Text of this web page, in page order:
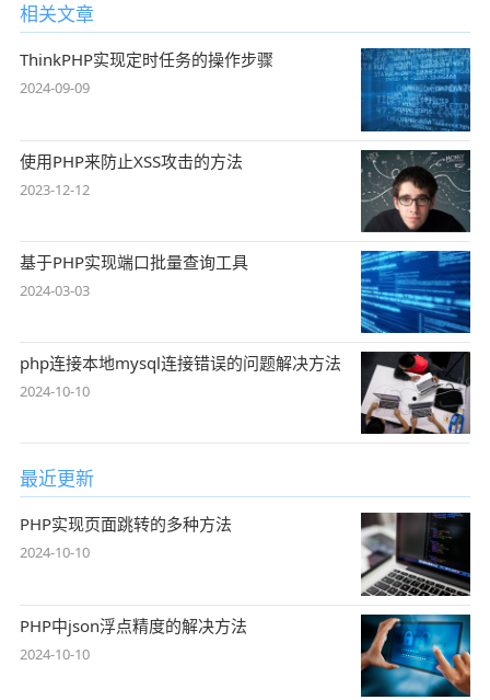
相关文章
ThinkPHP实现定时任务的操作步骤
2024-09-09
使用PHP来防止XSS攻击的方法
2023-12-12
基于PHP实现端口批量查询工具
2024-03-03
php连接本地mysql连接错误的问题解决方法
2024-10-10
最近更新
PHP实现页面跳转的多种方法
2024-10-10
PHP中json浮点精度的解决方法
2024-10-10